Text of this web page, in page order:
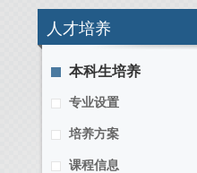
人才培养
本科生培养
专业设置
培养方案
课程信息